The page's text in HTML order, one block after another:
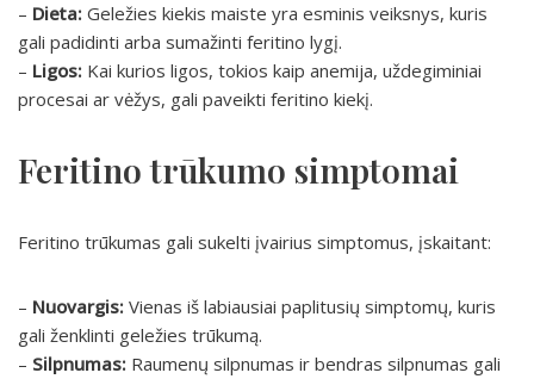
– Dieta: Geležies kiekis maiste yra esminis veiksnys, kuris
gali padidinti arba sumažinti feritino lygį.
– Ligos: Kai kurios ligos, tokios kaip anemija, uždegiminiai
procesai ar vėžys, gali paveikti feritino kiekį.
Feritino trūkumo simptomai
Feritino trūkumas gali sukelti įvairius simptomus, įskaitant:
– Nuovargis: Vienas iš labiausiai paplitusių simptomų, kuris
gali ženklinti geležies trūkumą.
– Silpnumas: Raumenų silpnumas ir bendras silpnumas gali